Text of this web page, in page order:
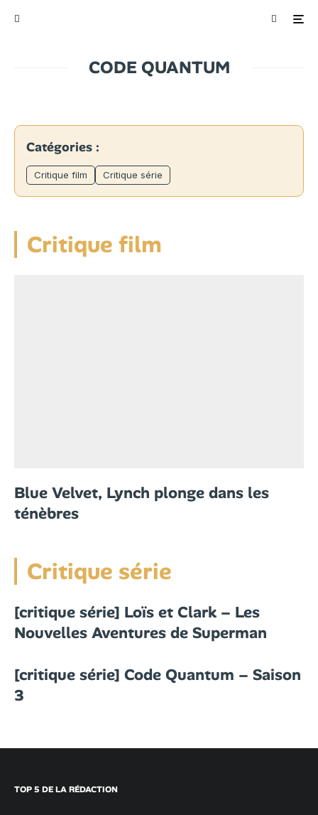
CODE QUANTUM
Catégories :
Critique film Critique série
Critique film
Blue Velvet, Lynch plonge dans les
ténèbres
Critique série
[critique série] Loïs et Clark – Les
Nouvelles Aventures de Superman
[critique série] Code Quantum – Saison
3
TOP 5 DE LA RÉDACTION